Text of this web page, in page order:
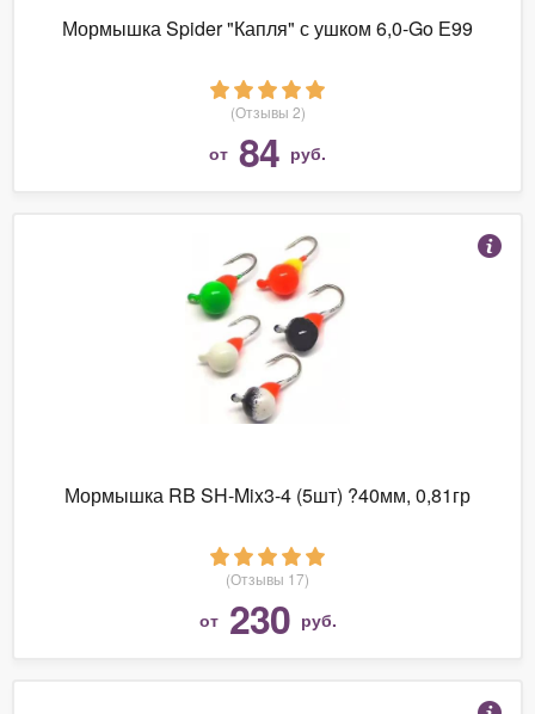
Мормышка Spider "Капля" с ушком 6,0-Go Е99
(Отзывы 2)
от 84 руб.
Мормышка RB SH-Mix3-4 (5шт) ?40мм, 0,81гр
(Отзывы 17)
от 230 руб.